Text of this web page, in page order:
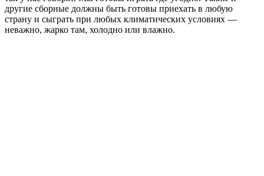
другие сборные должны быть готовы приехать в любую
страну и сыграть при любых климатических условиях —
неважно, жарко там, холодно или влажно.